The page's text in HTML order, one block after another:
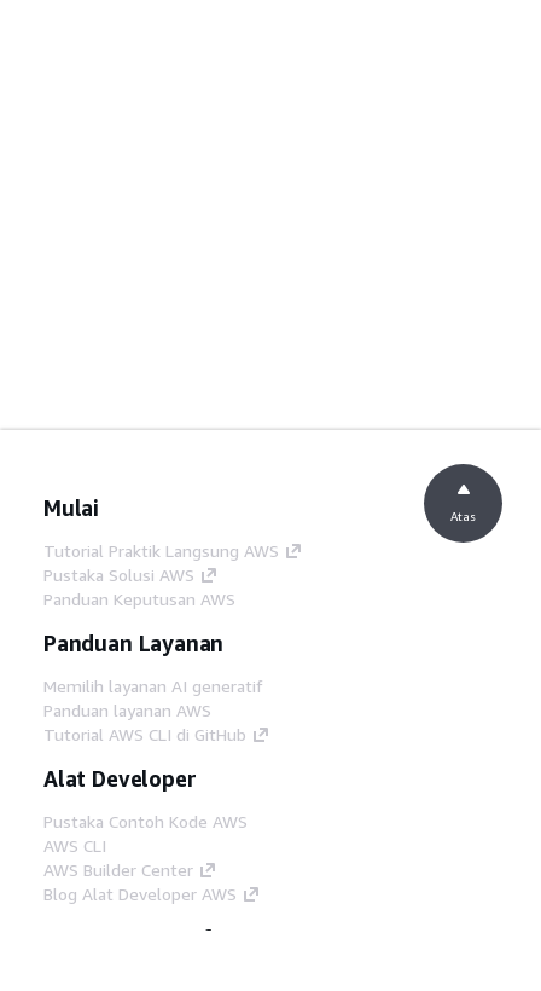
Mulai
Tutorial Praktik Langsung AWS
Pustaka Solusi AWS
Panduan Keputusan AWS
Panduan Layanan
Memilih layanan AI generatif
Panduan layanan AWS
Tutorial AWS CLI di GitHub
Alat Developer
Pustaka Contoh Kode AWS
AWS CLI
AWS Builder Center
Blog Alat Developer AWS
Tautan Bermanfaat
Atas